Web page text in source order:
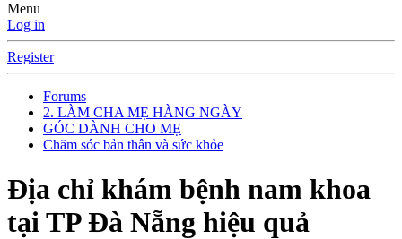
Menu
Log in
Register
Forums
2. LÀM CHA MẸ HÀNG NGÀY
GÓC DÀNH CHO MẸ
Chăm sóc bản thân và sức khỏe
Địa chỉ khám bệnh nam khoa
tại TP Đà Nẵng hiệu quả